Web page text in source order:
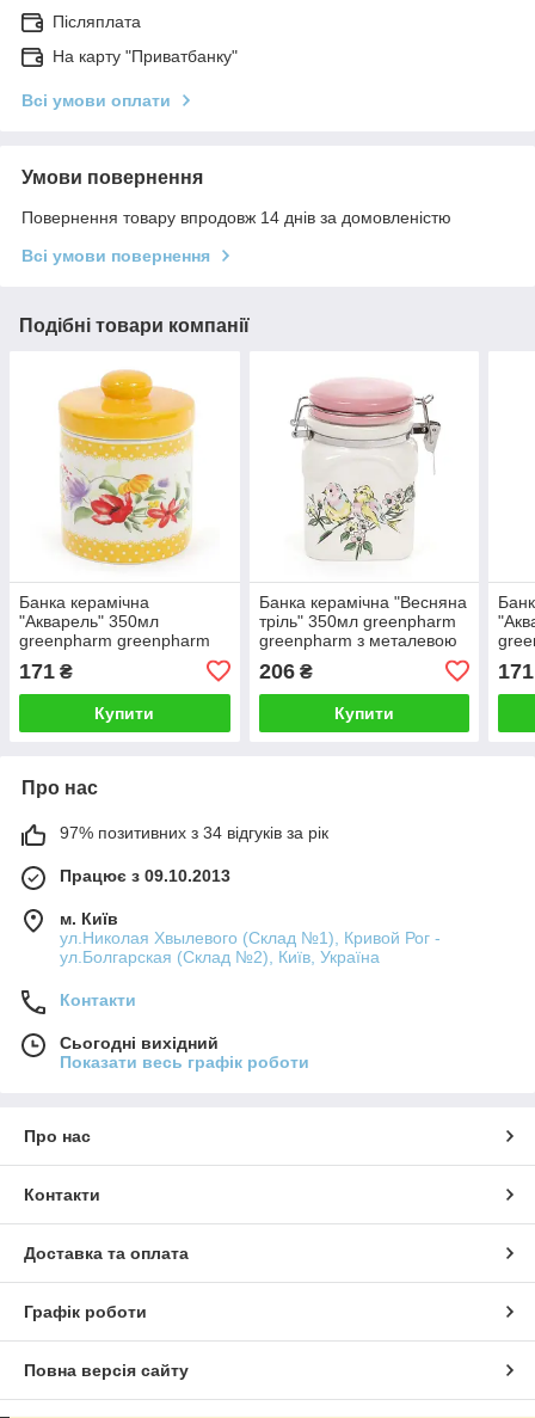
Післяплата
На карту "Приватбанку"
Всі умови оплати
Умови повернення
Повернення товару впродовж 14 днів за домовленістю
Всі умови повернення
Подібні товари компанії
Банка керамічна
"Акварель" 350мл
greenpharm greenpharm
greenpharm з керамічною
кришкою, жовта
171 ₴
Купити
Банка керамічна "Весняна
тріль" 350мл greenpharm
greenpharm з металевою
206₴
Купити
171
Про нас
97% позитивних з 34 відгуків за рік
Працює з 09.10.2013
м. Київ
ул.Николая Хвылевого (Склад №1), Кривой Рог -
ул.Болгарская (Склад №2), Київ, Україна
Контакти
Сьогодні вихідний
Показати весь графік роботи
Про нас
Контакти
Доставка та оплата
Графік роботи
Повна версія сайту